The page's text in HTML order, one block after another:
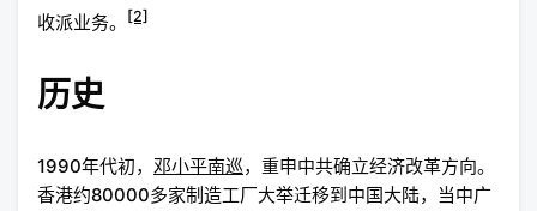
收派业务。
[2]
历史
1990年代初， 邓小平南巡，重申中共确立经济改革方向。
香港约80000多家制造工厂大举迁移到中国大陆，当中广